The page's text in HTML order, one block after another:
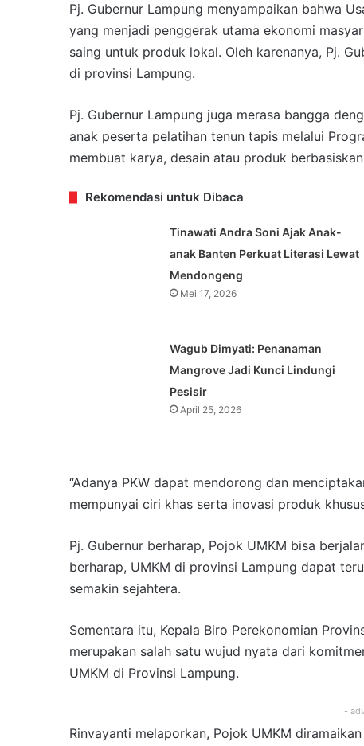
Pj. Gubernur Lampung menyampaikan bahwa
yang menjadi penggerak utama ekonomi
saing untuk produk lokal. Oleh karenanya, Pj.
di provinsi Lampung.
Pj. Gubernur Lampung juga merasa bangga
anak peserta pelatihan tenun tapis melalui
membuat karya, desain atau produk
Rekomendasi untuk Dibaca
Tinawati Andra Soni Ajak Anak-
anak Banten Perkuat Literasi Lewat
Mendongeng
Mei 17, 2026
Wagub Dimyati: Penanaman
Mangrove Jadi Kunci Lindungi
Pesisir
April 25, 2026
“Adanya PKW dapat mendorong dan
mempunyai ciri khas serta inovasi produk
Pj. Gubernur berharap, Pojok UMKM bisa
berharap, UMKM di provinsi Lampung dapat
semakin sejahtera.
Sementara itu, Kepala Biro Perekonomian
merupakan salah satu wujud nyata dari
UMKM di Provinsi Lampung.
-
Rinvayanti melaporkan, Pojok UMKM